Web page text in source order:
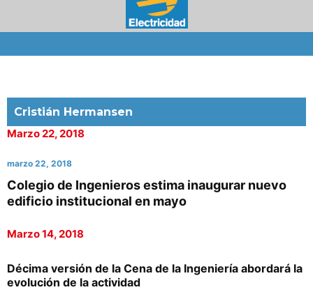
Cristián Hermansen
Marzo 22, 2018
marzo 22, 2018
Colegio de Ingenieros estima inaugurar nuevo
edificio institucional en mayo
Marzo 14, 2018
Décima versión de la Cena de la Ingeniería abordará la
evolución de la actividad